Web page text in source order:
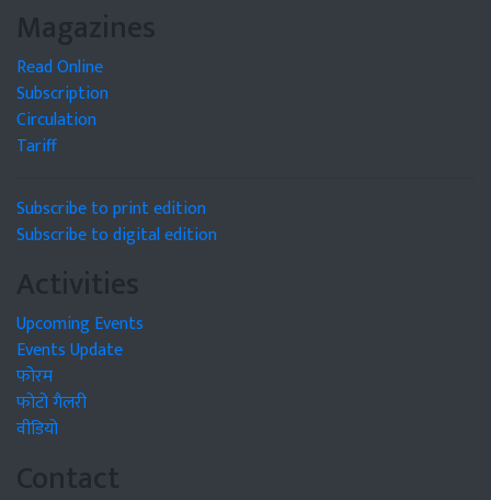
Magazines
Read Online
Subscription
Circulation
Tariff
Subscribe to print edition
Subscribe to digital edition
Activities
Upcoming Events
Events Update
फोरम
फोटो गैलरी
वीडियो
Contact